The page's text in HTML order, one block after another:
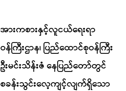
အားကစားနှင့်လူငယ်ရေးရာ
ဝန်ကြီးဌာန၊ ပြည်ထောင်စုဝန်ကြီး
ဦးမင်းသိန်းဇံ နေပြည်တော်တွင်
စခန်းသွင်းလေ့ကျင့်လျက်ရှိသော